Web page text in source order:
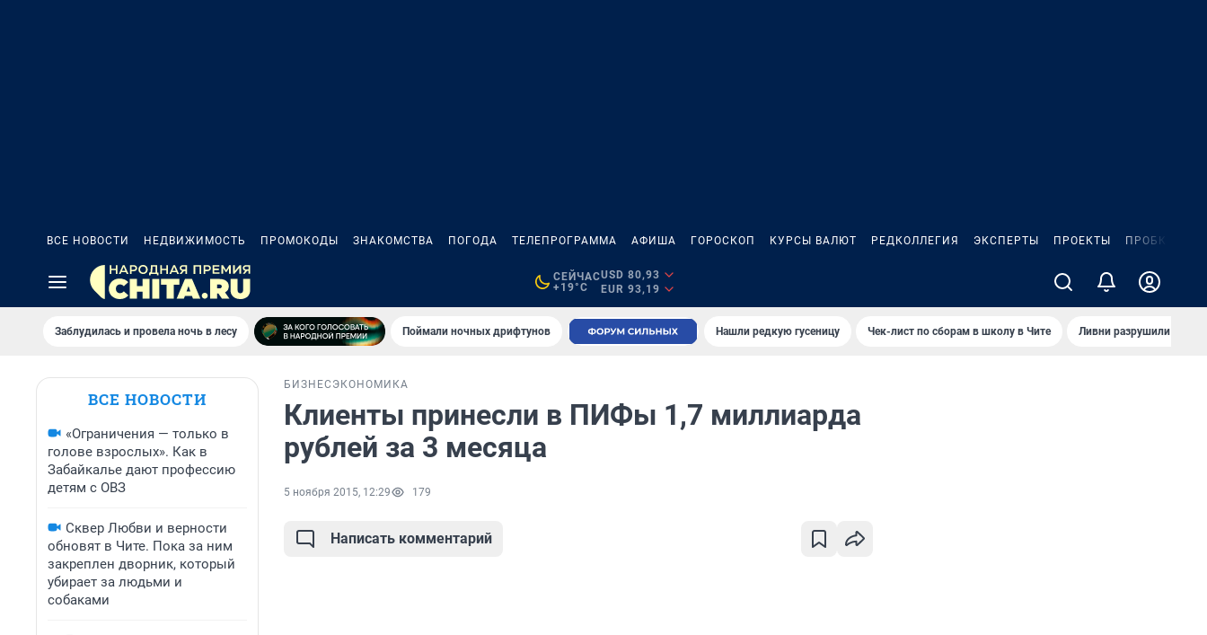
ВСЕ НОВОСТИ НЕДВИЖИМОСТЬ ПРОМОКОДЫ ЗНАКОМСТВА ПОГОДА ТЕЛЕПРОГРАММА АФИША ГОРОСКОП КУРСЫ ВАЛЮТ РЕДКОЛЛЕГИЯ ЭКСПЕРТЫ ПРОЕКТЫ ПРОБКИ
СЕЙЧАС
+19°C
USD 80,93
EUR 93,19
Заблудилась и провела ночь в лесу Поймали ночных дрифтунов Нашли редкую гусеницу Чек-лист по сборам в школу в Чите Ливни разрушили
ВСЕ НОВОСТИ
«Ограничения — только в
голове взрослых». Как в
Забайкалье дают профессию
детям с ОВЗ
Сквер Любви и верности
обновят в Чите. Пока за ним
закреплен дворник, который
убирает за людьми и
собаками
БИЗНЕС ЭКОНОМИКА
Клиенты принесли в ПИФы 1,7 миллиарда
рублей за 3 месяца
5 ноября 2015, 12:29 179
Написать комментарий